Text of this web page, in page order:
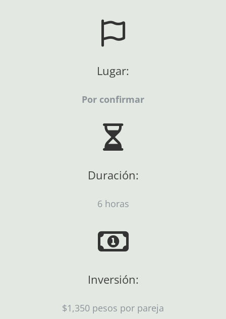
Lugar:
Por confirmar
Duración:
6 horas
Inversión:
$1,350 pesos por pareja